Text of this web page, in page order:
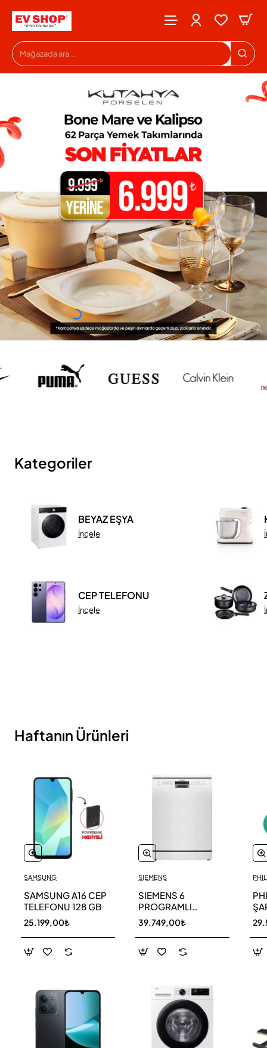
Evshop
Mağazada
ara...
Kategoriler
BEYAZ EŞYA
İncele
CEP TELEFONU
İncele
Haftanın Ürünleri
SAMSUNG
SAMSUNG A16 CEP
TELEFONU 128 GB
25.199,00₺
SIEMENS
SIEMENS 6
PROGRAMLI
BULAŞIK MAKİNESİ
SN216W00DT
39.749,00₺
11